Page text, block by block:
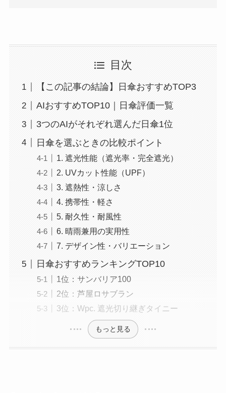
目次
【この記事の結論】日傘おすすめTOP3
AIおすすめTOP10｜日傘評価一覧
3つのAIがそれぞれ選んだ日傘1位
日傘を選ぶときの比較ポイント
1. 遮光性能（遮光率・完全遮光）
2. UVカット性能（UPF）
3. 遮熱性・涼しさ
4. 携帯性・軽さ
5. 耐久性・耐風性
6. 晴雨兼用の実用性
7. デザイン性・バリエーション
日傘おすすめランキングTOP10
1位：サンバリア100
2位：芦屋ロサブラン
3位：Wpc. 遮光切り継ぎタイニー
もっと見る